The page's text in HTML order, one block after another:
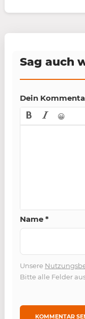
Sag auch
Dein
😀
Name *
Unsere
Bitte alle Felder